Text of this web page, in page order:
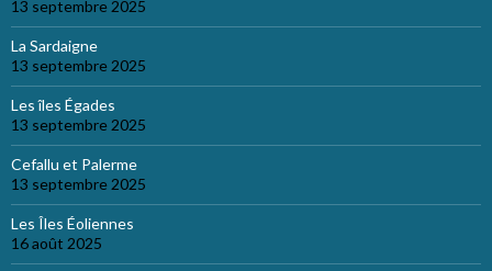
13 septembre 2025
La Sardaigne
13 septembre 2025
Les îles Égades
13 septembre 2025
Cefallu et Palerme
13 septembre 2025
Les Îles Éoliennes
16 août 2025